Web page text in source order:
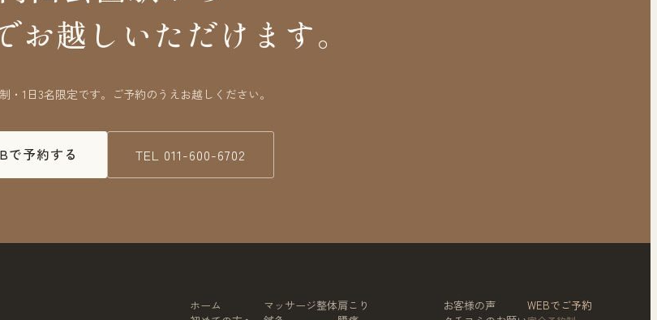
お越しいただけます。
・1日3名限定です。ご予約のうえお越しください。
で予約する TEL 011-600-6702
ホーム
マッサージ整体肩こり
お客様の声
WEBでご予約